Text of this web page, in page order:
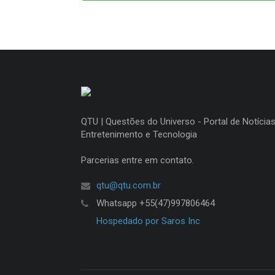
QTU | Questões do Universo - Portal de
Entretenimento e Tecnologia
Parcerias entre em contato.
qtu@qtu.com.br
Whatsapp +55(47)997806464
Hospedado por Saros Inc